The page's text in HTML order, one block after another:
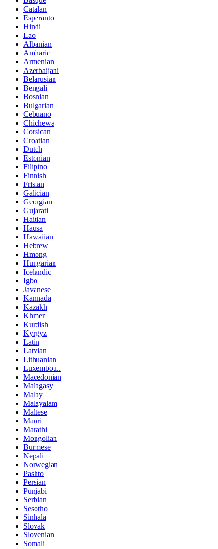
Catalan
Esperanto
Hindi
Lao
Albanian
Amharic
Armenian
Azerbaijani
Belarusian
Bengali
Bosnian
Bulgarian
Cebuano
Chichewa
Corsican
Croatian
Dutch
Estonian
Filipino
Finnish
Frisian
Galician
Georgian
Gujarati
Haitian
Hausa
Hawaiian
Hebrew
Hmong
Hungarian
Icelandic
Igbo
Javanese
Kannada
Kazakh
Khmer
Kurdish
Kyrgyz
Latin
Latvian
Lithuanian
Luxembou..
Macedonian
Malagasy
Malay
Malayalam
Maltese
Maori
Marathi
Mongolian
Burmese
Nepali
Norwegian
Pashto
Persian
Punjabi
Serbian
Sesotho
Sinhala
Slovak
Slovenian
Somali